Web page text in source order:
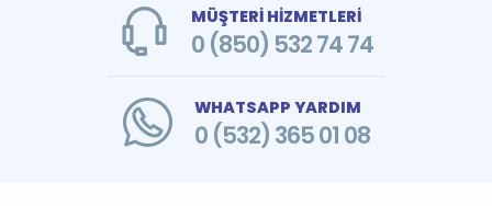
MÜŞTERİ HİZMETLERİ
0 (850) 532 74 74
WHATSAPP YARDIM
0 (532) 365 01 08